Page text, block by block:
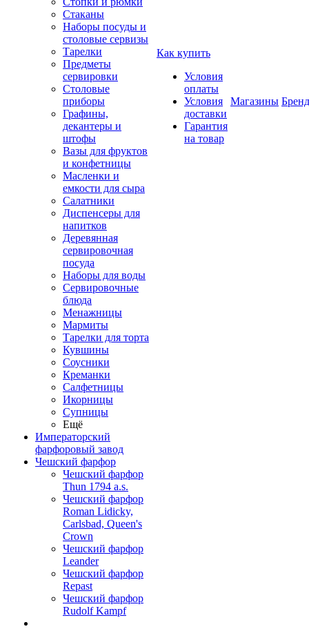
Стаканы
Наборы посуды и
столовые сервизы
Тарелки
Предметы
сервировки
Столовые
приборы
Графины,
декантеры и
штофы
Вазы для фруктов
и конфетницы
Масленки и
емкости для сыра
Салатники
Диспенсеры для
напитков
Деревянная
сервировочная
посуда
Наборы для воды
Сервировочные
блюда
Менажницы
Мармиты
Тарелки для торта
Кувшины
Соусники
Креманки
Салфетницы
Икорницы
Супницы
Ещё
Императорский
фарфоровый завод
Чешский фарфор
Чешский фарфор
Thun 1794 a.s.
Чешский фарфор
Roman Lidicky,
Carlsbad, Queen's
Crown
Чешский фарфор
Leander
Чешский фарфор
Repast
Чешский фарфор
Rudolf Kampf
Как купить
Условия
оплаты
Условия
доставки
Гарантия
на товар
Магазины